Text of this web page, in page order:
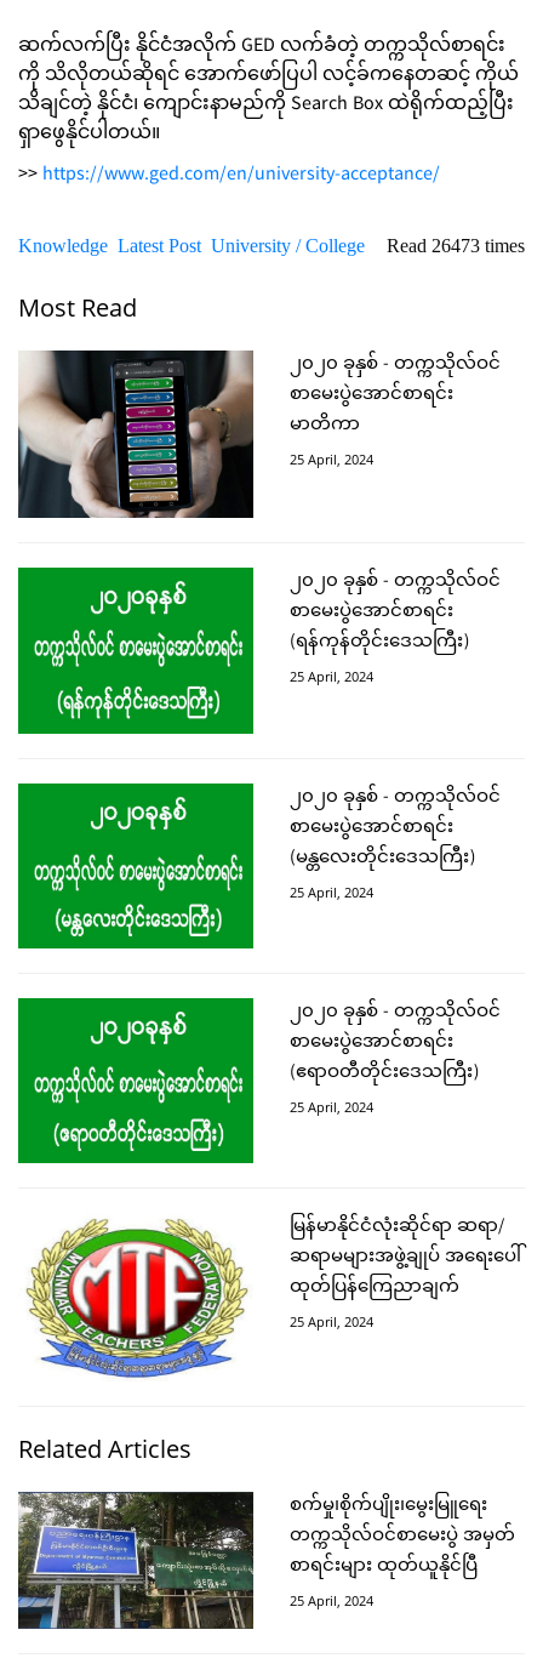
ဆက်လက်ပြီး နိုင်ငံအလိုက် GED လက်ခံတဲ့ တက္ကသိုလ်စာရင်း
ကို သိလိုတယ်ဆိုရင် အောက်ဖော်ပြပါ လင့်ခ်ကနေတဆင့် ကိုယ်
သိချင်တဲ့ နိုင်ငံ၊ ကျောင်းနာမည်ကို Search Box ထဲရိုက်ထည့်ပြီး
ရှာဖွေနိုင်ပါတယ်။
>>https://www.ged.com/en/university-acceptance/
Knowledge Latest Post University / College Read 26473 times
Most Read
၂၀၂၀ ခုနှစ် - တက္ကသိုလ်ဝင်
စာမေးပွဲအောင်စာရင်း
မာတိကာ
25 April, 2024
၂၀၂၀ ခုနှစ် - တက္ကသိုလ်ဝင်
စာမေးပွဲအောင်စာရင်း
(ရန်ကုန်တိုင်းဒေသကြီး)
25 April, 2024
၂၀၂၀ ခုနှစ် - တက္ကသိုလ်ဝင်
စာမေးပွဲအောင်စာရင်း
(မန္တလေးတိုင်းဒေသကြီး)
25 April, 2024
၂၀၂၀ ခုနှစ် - တက္ကသိုလ်ဝင်
စာမေးပွဲအောင်စာရင်း
(ဧရာဝတီတိုင်းဒေသကြီး)
25 April, 2024
မြန်မာနိုင်ငံလုံးဆိုင်ရာ ဆရာ/
ဆရာမများအဖွဲ့ချုပ် အရေးပေါ်
ထုတ်ပြန်ကြေညာချက်
25 April, 2024
Related Articles
စက်မှု၊စိုက်ပျိုး၊မွေးမြူရေး
တက္ကသိုလ်ဝင်စာမေးပွဲ အမှတ်
စာရင်းများ ထုတ်ယူနိုင်ပြီ
25 April, 2024